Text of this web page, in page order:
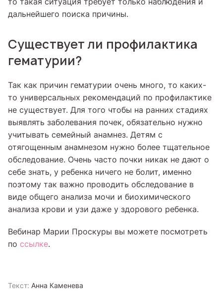
дальнейшего поиска причины.
Существует ли профилактика
гематурии?
Так как причин гематурии очень много, то каких-
то универсальных рекомендаций по профилактике
не существует. Для того чтобы на ранних стадиях
выявлять заболевания почек, обязательно нужно
учитывать семейный анамнез. Детям с
отягощенным анамнезом нужно более тщательное
обследование. Очень часто почки никак не дают о
себе знать, у ребенка ничего не болит, именно
поэтому так важно проводить обследование в
виде общего анализа мочи и биохимического
анализа крови и узи даже у здорового ребенка.
Вебинар Марии Проскуры вы можете посмотреть
по ссылке.
Текст: Анна Каменева